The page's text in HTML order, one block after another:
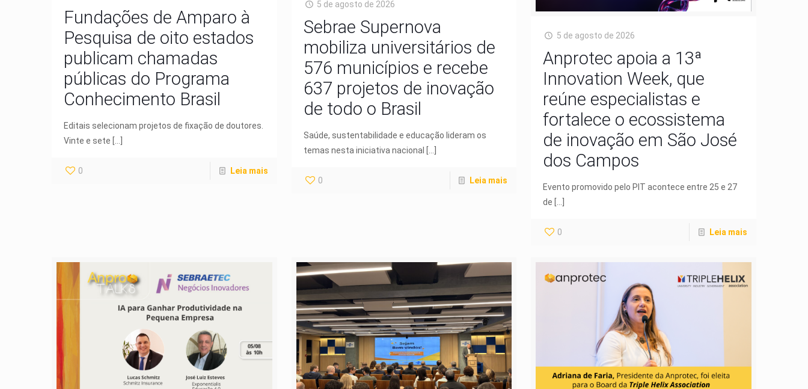
Fundações de Amparo à
Pesquisa de oito estados
publicam chamadas
públicas do Programa
Conhecimento Brasil
Editais selecionam projetos de fixação de doutores.
Vinte e sete […]
0 Leia mais
5 de agosto de 2026
Sebrae Supernova
mobiliza universitários de
576 municípios e recebe
637 projetos de inovação
de todo o Brasil
Saúde, sustentabilidade e educação lideram os
temas nesta iniciativa nacional
0 Leia mais
5 de agosto de 2026
Anprotec apoia a 13ª
Innovation Week, que
reúne especialistas e
fortalece o ecossistema
de inovação em São José
dos Campos
Evento promovido pelo PIT acontece entre 25 e 27
de
0 Leia mais